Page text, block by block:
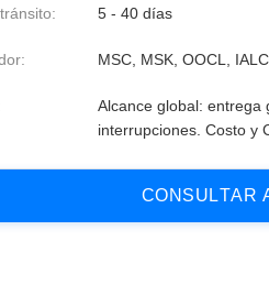
5 - 40 días
MSC, MSK, OOCL,
Alcance global: entrega
interrupciones. Costo y
CON SU LTAR